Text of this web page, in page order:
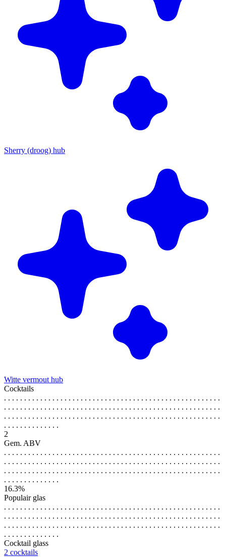
Sherry (droog) hub
Witte vermout hub
Cocktails
. . . . . . . . . . . . . . . . . . . . . . . . . . . . . . . . . . . . . . . . . . . . . . . . . . . . . .
. . . . . . . . . . . . . . . . . . . . . . . . . . . . . . . . . . . . . . . . . . . . . . . . . . . . . .
. . . . . . . . . . . . . . . . . . . . . . . . . . . . . . . . . . . . . . . . . . . . . . . . . . . . . .
. . . . . . . . . . . . . .
2
Gem. ABV
. . . . . . . . . . . . . . . . . . . . . . . . . . . . . . . . . . . . . . . . . . . . . . . . . . . . . .
. . . . . . . . . . . . . . . . . . . . . . . . . . . . . . . . . . . . . . . . . . . . . . . . . . . . . .
. . . . . . . . . . . . . . . . . . . . . . . . . . . . . . . . . . . . . . . . . . . . . . . . . . . . . .
. . . . . . . . . . . . . .
16.3%
Populair glas
. . . . . . . . . . . . . . . . . . . . . . . . . . . . . . . . . . . . . . . . . . . . . . . . . . . . . .
. . . . . . . . . . . . . . . . . . . . . . . . . . . . . . . . . . . . . . . . . . . . . . . . . . . . . .
. . . . . . . . . . . . . . . . . . . . . . . . . . . . . . . . . . . . . . . . . . . . . . . . . . . . . .
. . . . . . . . . . . . . .
Cocktail glass
2 cocktails